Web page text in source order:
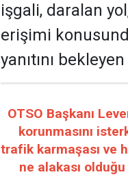
işgali, daralan
erişimi
yanıtını
OTSO Başkanı
korunmasını
trafik karmaşası ve
ne alakası